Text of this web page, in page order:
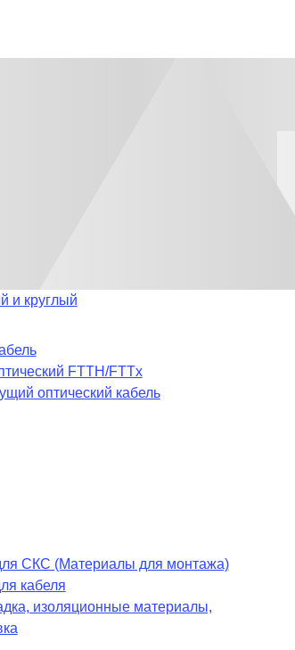
и круглый
FTTH/FTTx
оптический кабель
СКС (Материалы для монтажа)
кабеля
изоляционные материалы,